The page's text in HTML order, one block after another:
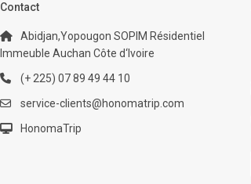
Contact
Abidjan,Yopougon SOPIM Résidentiel
Immeuble Auchan Côte d‘Ivoire
(+ 225) 07 89 49 44 10
service-clients@honomatrip.com
HonomaTrip